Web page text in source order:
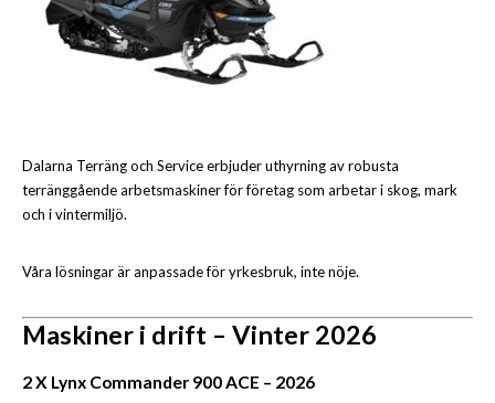
Dalarna Terräng och Service erbjuder uthyrning av robusta
terränggående arbetsmaskiner för företag som arbetar i skog, mark
och i vintermiljö.
Våra lösningar är anpassade för yrkesbruk, inte nöje.
Maskiner i drift – Vinter 2026
2 X Lynx Commander 900 ACE – 2026